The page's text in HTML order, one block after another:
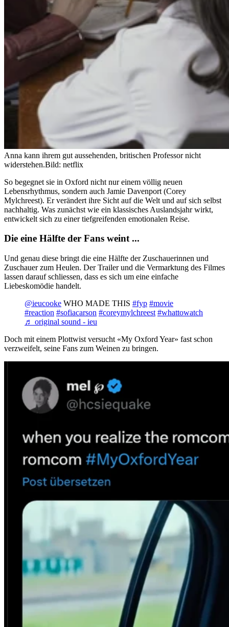
Anna kann ihrem gut aussehenden, britischen Professor nicht
widerstehen.Bild: netflix
So begegnet sie in Oxford nicht nur einem völlig neuen
Lebensrhythmus, sondern auch Jamie Davenport (Corey
Mylchreest). Er verändert ihre Sicht auf die Welt und auf sich selbst
nachhaltig. Was zunächst wie ein klassisches Auslandsjahr wirkt,
entwickelt sich zu einer tiefgreifenden emotionalen Reise.
Die eine Hälfte der Fans weint ...
Und genau diese bringt die eine Hälfte der Zuschauerinnen und
Zuschauer zum Heulen. Der Trailer und die Vermarktung des Filmes
lassen darauf schliessen, dass es sich um eine einfache
Liebeskomödie handelt.
@ieucooke WHO MADE THIS #fyp #movie
#reaction #sofiacarson #coreymylchreest #whattowatch
♬ original sound - ieu
Doch mit einem Plottwist versucht «My Oxford Year» fast schon
verzweifelt, seine Fans zum Weinen zu bringen.